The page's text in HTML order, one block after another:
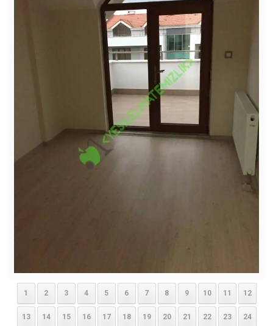
1 2 3 4 5 6 7 8 9 10 11 12
13 14 15 16 17 18 19 20 21 22 23 24